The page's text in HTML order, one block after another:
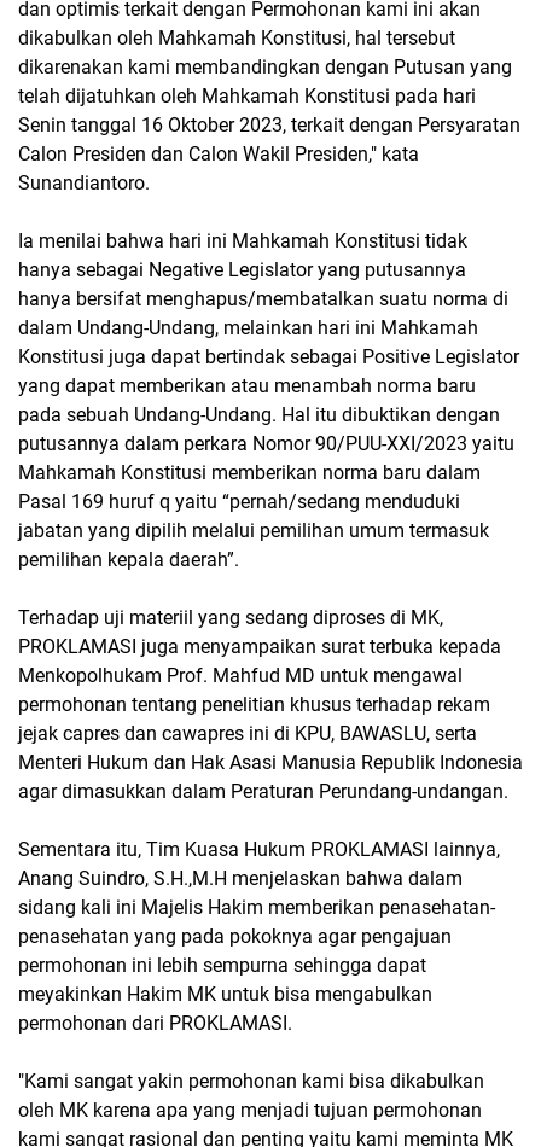
dan optimis terkait dengan Permohonan kami ini akan
dikabulkan oleh Mahkamah Konstitusi, hal tersebut
dikarenakan kami membandingkan dengan Putusan yang
telah dijatuhkan oleh Mahkamah Konstitusi pada hari
Senin tanggal 16 Oktober 2023, terkait dengan Persyaratan
Calon Presiden dan Calon Wakil Presiden," kata
Sunandiantoro.
Ia menilai bahwa hari ini Mahkamah Konstitusi tidak
hanya sebagai Negative Legislator yang putusannya
hanya bersifat menghapus/membatalkan suatu norma di
dalam Undang-Undang, melainkan hari ini Mahkamah
Konstitusi juga dapat bertindak sebagai Positive Legislator
yang dapat memberikan atau menambah norma baru
pada sebuah Undang-Undang. Hal itu dibuktikan dengan
putusannya dalam perkara Nomor 90/PUU-XXI/2023 yaitu
Mahkamah Konstitusi memberikan norma baru dalam
Pasal 169 huruf q yaitu “pernah/sedang menduduki
jabatan yang dipilih melalui pemilihan umum termasuk
pemilihan kepala daerah”.
Terhadap uji materiil yang sedang diproses di MK,
PROKLAMASI juga menyampaikan surat terbuka kepada
Menkopolhukam Prof. Mahfud MD untuk mengawal
permohonan tentang penelitian khusus terhadap rekam
jejak capres dan cawapres ini di KPU, BAWASLU, serta
Menteri Hukum dan Hak Asasi Manusia Republik Indonesia
agar dimasukkan dalam Peraturan Perundang-undangan.
Sementara itu, Tim Kuasa Hukum PROKLAMASI lainnya,
Anang Suindro, S.H.,M.H menjelaskan bahwa dalam
sidang kali ini Majelis Hakim memberikan penasehatan-
penasehatan yang pada pokoknya agar pengajuan
permohonan ini lebih sempurna sehingga dapat
meyakinkan Hakim MK untuk bisa mengabulkan
permohonan dari PROKLAMASI.
"Kami sangat yakin permohonan kami bisa dikabulkan
oleh MK karena apa yang menjadi tujuan permohonan
kami sangat rasional dan penting yaitu kami meminta MK